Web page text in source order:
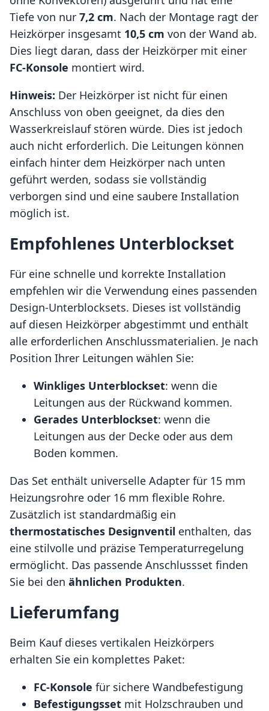
Tiefe von nur 7,2 cm. Nach der Montage ragt der
Heizkörper insgesamt 10,5 cm von der Wand ab.
Dies liegt daran, dass der Heizkörper mit einer
FC-Konsole montiert wird.
Hinweis: Der Heizkörper ist nicht für einen
Anschluss von oben geeignet, da dies den
Wasserkreislauf stören würde. Dies ist jedoch
auch nicht erforderlich. Die Leitungen können
einfach hinter dem Heizkörper nach unten
geführt werden, sodass sie vollständig
verborgen sind und eine saubere Installation
möglich ist.
Empfohlenes Unterblockset
Für eine schnelle und korrekte Installation
empfehlen wir die Verwendung eines passenden
Design-Unterblocksets. Dieses ist vollständig
auf diesen Heizkörper abgestimmt und enthält
alle erforderlichen Anschlussmaterialien. Je nach
Position Ihrer Leitungen wählen Sie:
Winkliges Unterblockset: wenn die
Leitungen aus der Rückwand kommen.
Gerades Unterblockset: wenn die
Leitungen aus der Decke oder aus dem
Boden kommen.
Das Set enthält universelle Adapter für 15 mm
Heizungsrohre oder 16 mm flexible Rohre.
Zusätzlich ist standardmäßig ein
thermostatisches Designventil enthalten, das
eine stilvolle und präzise Temperaturregelung
ermöglicht. Das passende Anschlussset finden
Sie bei den ähnlichen Produkten.
Lieferumfang
Beim Kauf dieses vertikalen Heizkörpers
erhalten Sie ein komplettes Paket:
FC-Konsole für sichere Wandbefestigung
Befestigungsset mit Holzschrauben und